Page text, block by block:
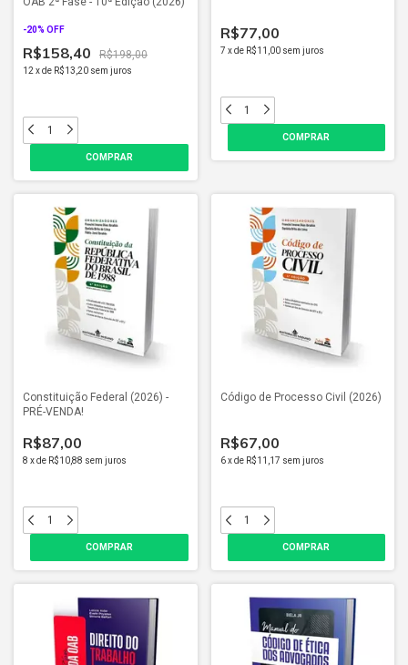
-20% OFF
R$158,40 R$198,00
12 xde R$13,20 sem juros
R$77,00
7 xde R$11,00 sem juros
Constituição Federal (2026) -
PRÉ-VENDA!
R$87,00
8 xde R$10,88 sem juros
Código de Processo Civil (2026)
R$67,00
6 xde R$11,17 sem juros